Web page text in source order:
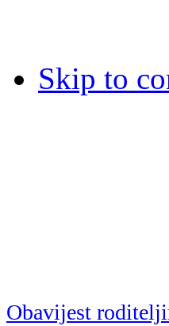
Skip to
Dječja bolnica